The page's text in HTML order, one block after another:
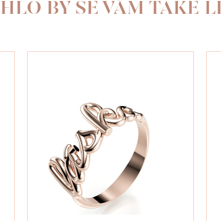
BY SE VÁM TAKÉ